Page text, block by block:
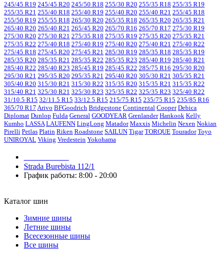
245/45 R19 245/45 R20 245/50 R18 255/30 R20 255/35 R18 255/35 R19
255/35 R21 255/40 R18 255/40 R19 255/40 R20 255/40 R21 255/45 R18
255/50 R19 255/55 R18 265/30 R20 265/35 R18 265/35 R20 265/35 R21
265/40 R20 265/40 R21 265/45 R20 265/70 R16 265/70 R17 275/30 R19
275/30 R20 275/30 R21 275/35 R18 275/35 R19 275/35 R20 275/35 R21
275/35 R22 275/40 R18 275/40 R19 275/40 R20 275/40 R21 275/40 R22
275/45 R18 275/45 R20 275/45 R21 285/30 R19 285/35 R18 285/35 R19
285/35 R20 285/35 R21 285/35 R22 285/35 R23 285/40 R19 285/40 R21
285/40 R22 285/40 R23 285/45 R19 285/45 R22 285/75 R16 295/30 R20
295/30 R21 295/35 R20 295/35 R21 295/40 R20 305/30 R21 305/35 R21
305/40 R20 315/30 R21 315/30 R22 315/35 R20 315/35 R21 315/35 R22
315/40 R21 325/30 R21 325/30 R23 325/35 R22 325/35 R23 325/40 R22
31/10.5 R15 32/11.5 R15 33/12.5 R15 215/75 R15 235/75 R15 235/85 R16
365/70 R17 Arivo BFGoodrich Bridgestone Continental Cooper Debica
Diplomat Dunlop Fulda General GOODYEAR Grenlander Hankook Kelly
Kumho LASSA LAUFENN LingLong Matador Maxxis Michelin Nexen Nokian
Pirelli Petlas Platin Riken Roadstone SAILUN Tigar TORQUE Tourador Toyo
UNIROYAL Viking Vredestein Yokohama
Strada Burebista 112/1
График работы: 8:00 - 20:00
Каталог шин
Зимние шины
Летние шины
Всесезонные шины
Все шины